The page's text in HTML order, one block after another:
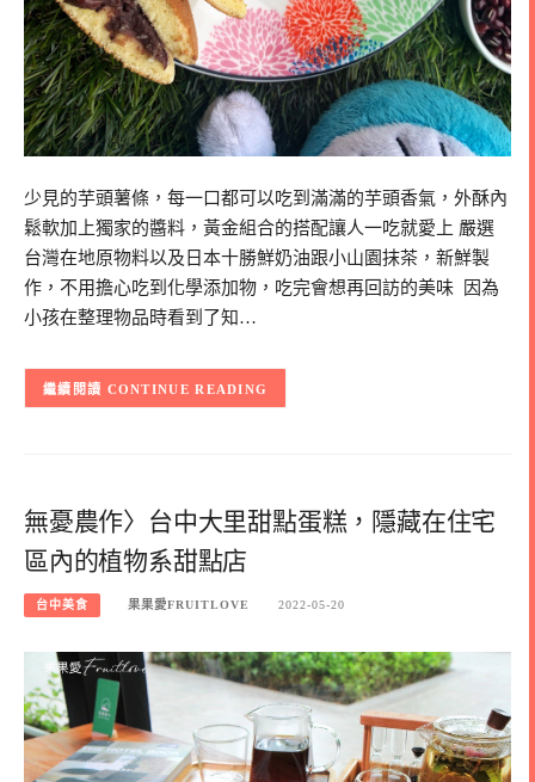
少見的芋頭薯條，每一口都可以吃到滿滿的芋頭香氣，外酥內
鬆軟加上獨家的醬料，黃金組合的搭配讓人一吃就愛上 嚴選
台灣在地原物料以及日本十勝鮮奶油跟小山園抹茶，新鮮製
作，不用擔心吃到化學添加物，吃完會想再回訪的美味 因為
小孩在整理物品時看到了知…
CONTINUE READING
無憂農作〉台中大里甜點蛋糕，隱藏在住宅
區內的植物系甜點店
台中美食 果果愛FRUITLOVE 2022-05-20